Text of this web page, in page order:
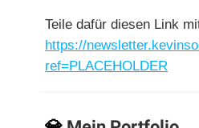
Teile dafür diesen Link
https://
ref=PLACEHOLDER